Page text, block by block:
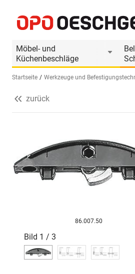
Möbel- und
Küchenbeschläge
Sprache wählen (DE)
Startseite Werkzeuge und
Produktinformationen
zurück
86.007.50
Bild 1 / 3